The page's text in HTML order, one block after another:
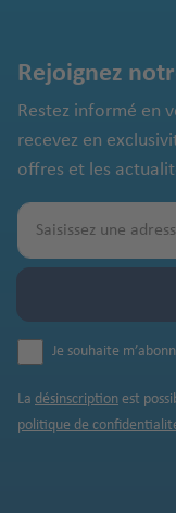
Rejoignez
Restez informé en
recevez en
offres et les
Je souhaite
La désinscription est
politique de